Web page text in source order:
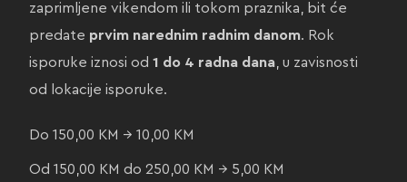
zaprimljene vikendom ili tokom praznika, bit će
predate prvim narednim radnim danom. Rok
isporuke iznosi od 1 do 4 radna dana, u zavisnosti
od lokacije isporuke.
Do 150,00 KM → 10,00 KM
Od 150,00 KM do 250,00 KM → 5,00 KM